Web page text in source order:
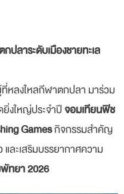
ลาระดับเมืองชายทะเล
หลงใหลกีฬาตกปลา มาร่วม
ยิ่งใหญ่ประจำปีจอมเทียนฟิช
Gamesกิจกรรมสำคัญ
ละเสริมบรรยากาศความ
ทยา 2026